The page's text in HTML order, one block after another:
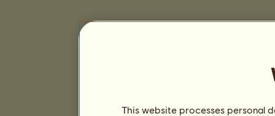
This website processes personal